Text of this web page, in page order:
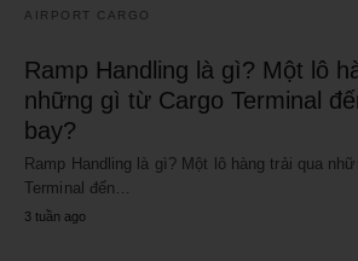
AIRPORT CARGO
Ramp Handling là gì? Một lô
những gì từ Cargo Terminal
bay?
Ramp Handling là gì? Một lô hàng trải qua
Terminal đến…
3 tuần ago